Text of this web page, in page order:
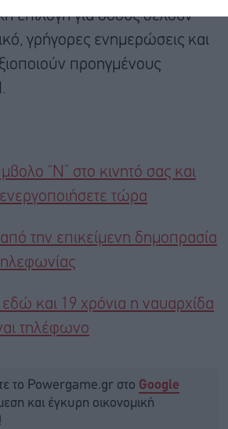
επιλογή για όσους θέλουν
γρήγορες ενημερώσεις και
προηγμένους
“N” στο κινητό σας και
ενεργοποιήσετε τώρα
την επικείμενη δημοπρασία
και 19 χρόνια η ναυαρχίδα
τηλέφωνο
το Powergame.gr στο Google
και έγκυρη οικονομική